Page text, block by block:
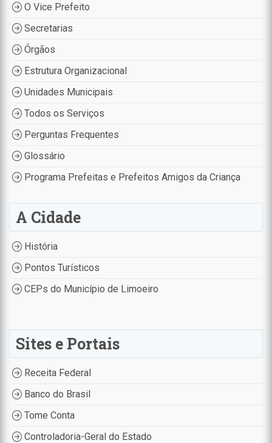
O Vice Prefeito
Secretarias
Órgãos
Estrutura Organizacional
Unidades Municipais
Todos os Serviços
Perguntas Frequentes
Glossário
Programa Prefeitas e Prefeitos Amigos da Criança
A Cidade
História
Pontos Turísticos
CEPs do Município de Limoeiro
Sites e Portais
Receita Federal
Banco do Brasil
Tome Conta
Controladoria-Geral do Estado